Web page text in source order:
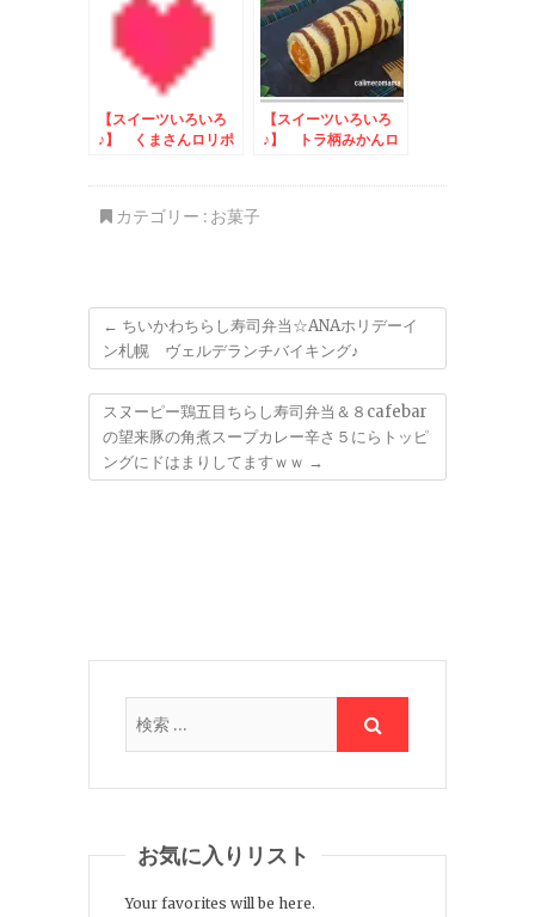
【スイーツいろいろ
♪】 くまさんロリポ
【スイーツいろいろ
♪】 トラ柄みかんロ
カテゴリー : お菓子
← ちいかわちらし寿司弁当☆ANAホリデーイ
ン札幌 ヴェルデランチバイキング♪
スヌーピー鶏五目ちらし寿司弁当＆８cafebar
の望来豚の角煮スープカレー辛さ５にらトッピ
ングにドはまりしてますｗｗ →
お気に入りリスト
Your favorites will be here.